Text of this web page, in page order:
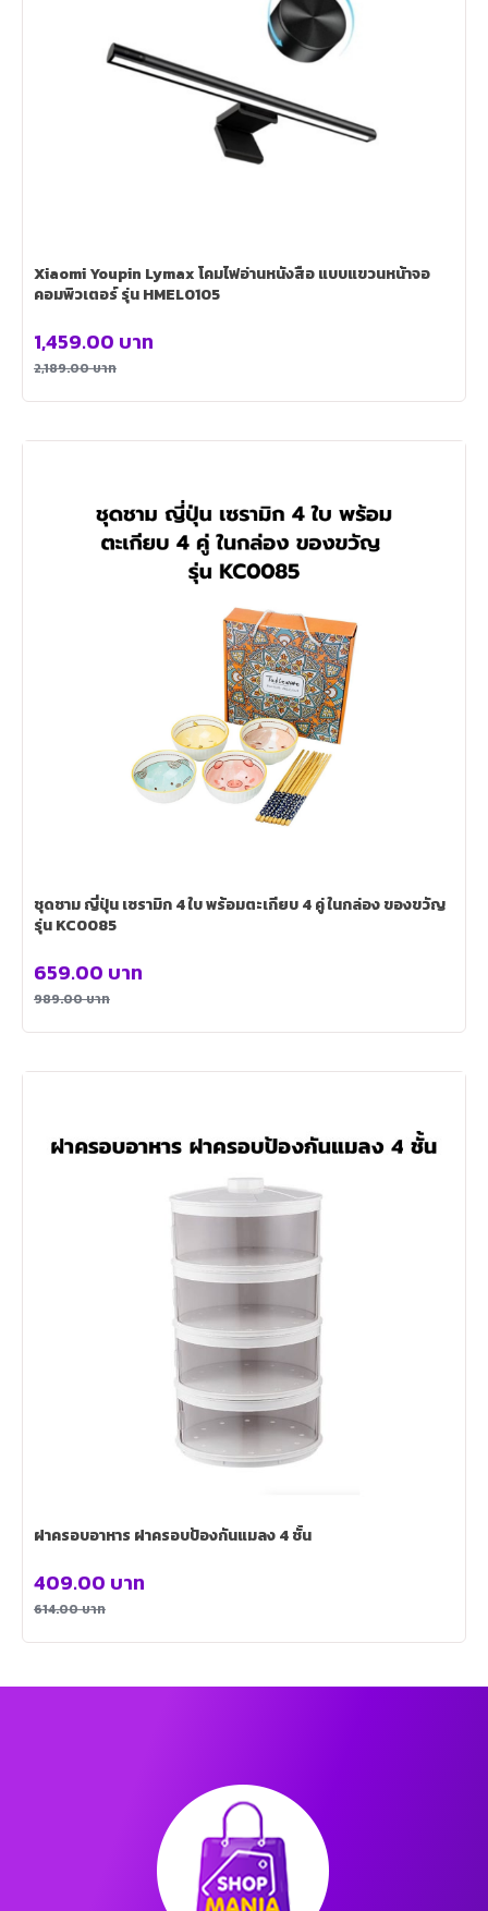
Xiaomi Youpin Lymax โคมไฟอ่านหนังสือ แบบแขวนหน้าจอ
คอมพิวเตอร์ รุ่น HMEL0105
2,189.00บาท
1,459.00 บาท
ชุดชาม ญี่ปุ่น เซรามิก 4 ใบ พร้อมตะเกียบ 4 คู่ ในกล่อง ของขวัญ
รุ่น KC0085
989.00บาท
659.00 บาท
ฝาครอบอาหาร ฝาครอบป้องกันแมลง 4 ชั้น
614.00บาท
409.00 บาท